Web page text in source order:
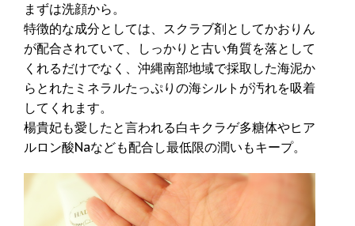
まずは洗顔から。
特徴的な成分としては、スクラブ剤としてかおりん
が配合されていて、しっかりと古い角質を落として
くれるだけでなく、沖縄南部地域で採取した海泥か
らとれたミネラルたっぷりの海シルトが汚れを吸着
してくれます。
楊貴妃も愛したと言われる白キクラゲ多糖体やヒア
ルロン酸Naなども配合し最低限の潤いもキープ。